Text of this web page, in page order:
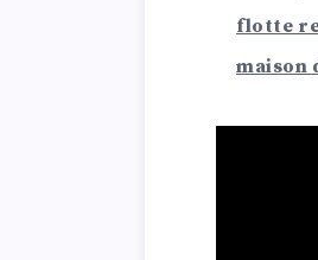
flotte
maison